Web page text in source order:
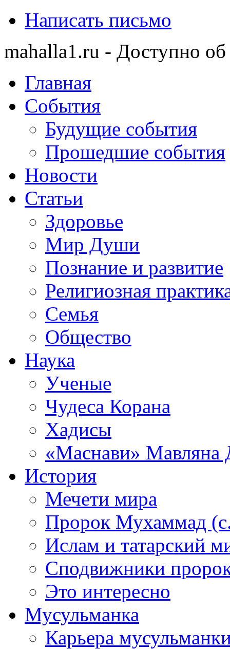
Написать письмо
mahalla1.ru - Доступно об
Главная
События
Будущие события
Прошедшие события
Новости
Статьи
Здоровье
Мир Души
Познание и развитие
Религиозная
Семья
Общество
Наука
Ученые
Чудеса Корана
Хадисы
«Маснави» Мавляна
История
Мечети мира
Пророк Мухаммад
Ислам и татарский
Сподвижники
Это интересно
Мусульманка
Карьера